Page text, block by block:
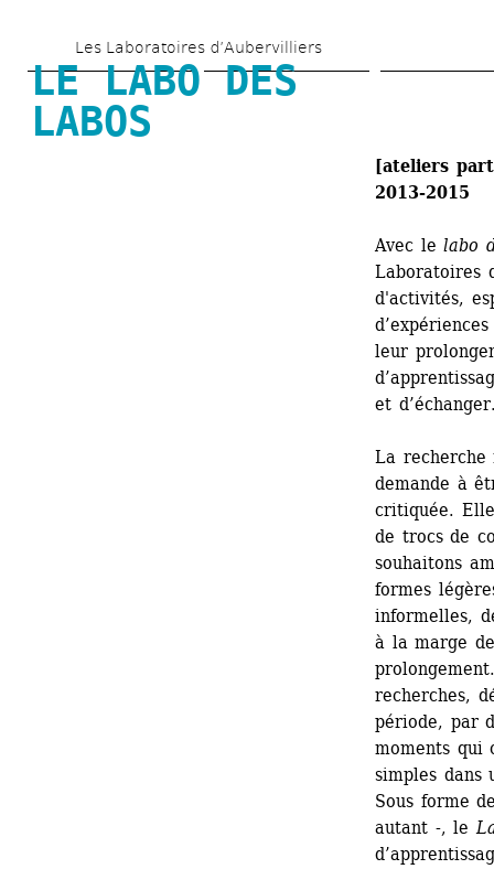
au
contenu
principal
Les Laboratoires d’Aubervilliers
LE LABO DES
LABOS
[ateliers
2013-2015
Avec le labo
Laboratoires
d'activités,
leur
et
La recherche
demande à
critiquée.
de trocs de
souhaitons
formes
informelles,
à la marge
recherches,
période, par
moments qui
simples dans
Sous forme
autant -, le